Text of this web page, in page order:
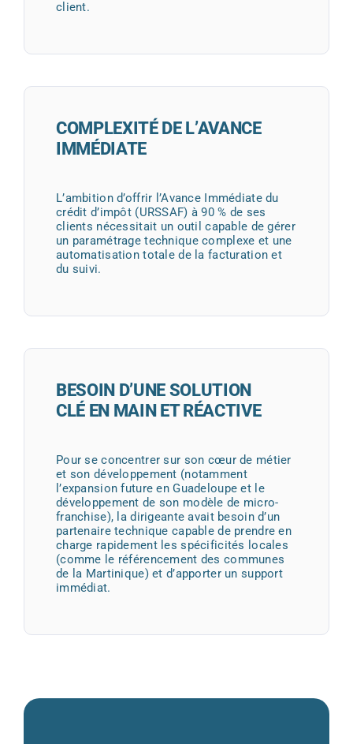
client.
COMPLEXITÉ DE L’AVANCE
IMMÉDIATE
L’ambition d’offrir l’Avance Immédiate du
crédit d’impôt (URSSAF) à 90 % de ses
clients nécessitait un outil capable de gérer
un paramétrage technique complexe et une
automatisation totale de la facturation et
du suivi.
BESOIN D’UNE SOLUTION
CLÉ EN MAIN ET RÉACTIVE
Pour se concentrer sur son cœur de métier
et son développement (notamment
l’expansion future en Guadeloupe et le
développement de son modèle de micro-
franchise), la dirigeante avait besoin d’un
partenaire technique capable de prendre en
charge rapidement les spécificités locales
(comme le référencement des communes
de la Martinique) et d’apporter un support
immédiat.